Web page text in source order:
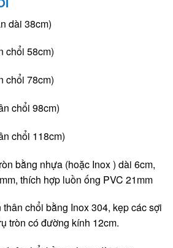
dài 38cm)
chổi 58cm)
chổi 78cm)
chổi 98cm)
chổi 118cm)
bằng nhựa (hoặc Inox ) dài 6cm,
thích hợp luồn ống PVC 21mm
chổi bằng Inox 304, kẹp các sợi
tròn có đường kính 12cm.